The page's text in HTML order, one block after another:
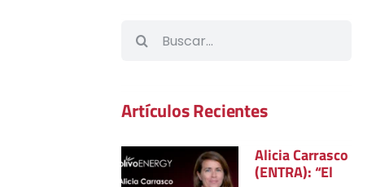
Buscar:
Artículos Recientes
Alicia Carrasco
(ENTRA): “El